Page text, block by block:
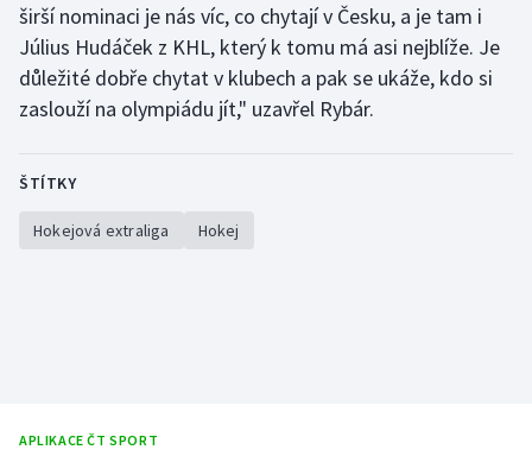
širší nominaci je nás víc, co chytají v Česku, a je tam i
Július Hudáček z KHL, který k tomu má asi nejblíže. Je
důležité dobře chytat v klubech a pak se ukáže, kdo si
zaslouží na olympiádu jít," uzavřel Rybár.
ŠTÍTKY
Hokejová extraliga Hokej
APLIKACE ČT SPORT